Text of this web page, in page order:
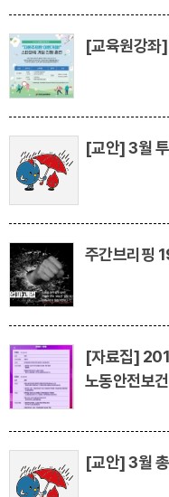
[교육원강좌
[교안] 3월
주간브리핑
[자료집]
노동안전보
[교안] 3월